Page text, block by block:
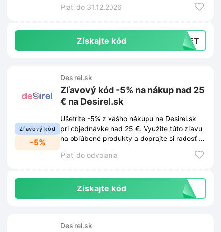
Platí do 31.12.2026
Získajte kód DNET
Zľavový kód
-5%
Desirel.sk
Zľavový kód -5% na nákup nad 25
€ na Desirel.sk
Ušetrite -5% z vášho nákupu na Desirel.sk
pri objednávke nad 25 €. Využite túto zľavu
na obľúbené produkty a doprajte si radosť z
Platí do odvolania
Získajte kód
Desirel.sk